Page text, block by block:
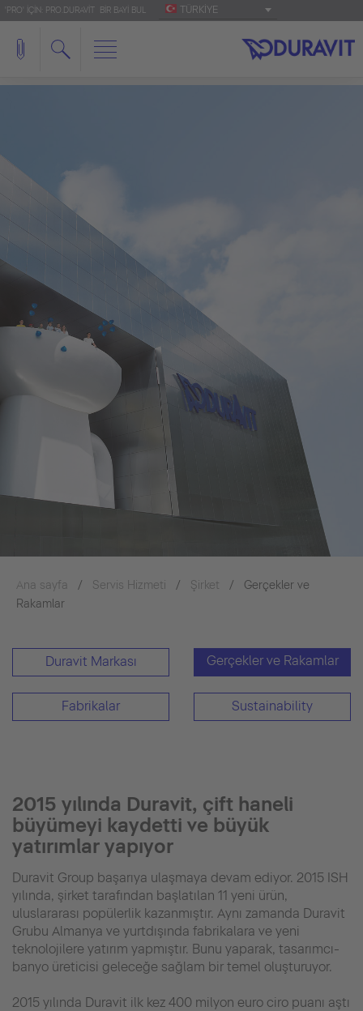
'PRO' IÇIN: PRO.DURAVIT BIR BAYI BUL TÜRKIYE
Ana sayfa Servis Hizmeti Şirket
Gerçekler ve
Rakamlar
Duravit Markası Gerçekler ve Rakamlar
Fabrikalar Sustainability
2015 yılında Duravit, çift haneli
büyümeyi kaydetti ve büyük
yatırımlar yapıyor
Duravit Group başarıya ulaşmaya devam ediyor. 2015 ISH
yılında, şirket tarafından başlatılan 11 yeni ürün,
uluslararası popülerlik kazanmıştır. Aynı zamanda Duravit
Grubu Almanya ve yurtdışında fabrikalara ve yeni
teknolojilere yatırım yapmıştır. Bunu yaparak, tasarımcı-
banyo üreticisi geleceğe sağlam bir temel oluşturuyor.
2015 yılında Duravit ilk kez 400 milyon euro ciro puanı aştı